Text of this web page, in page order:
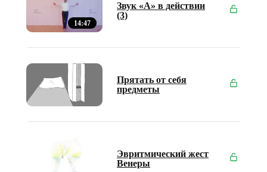
14:47
Звук «А» в действии
(3)
Прятать от себя
предметы
Эвритмический жест
Венеры